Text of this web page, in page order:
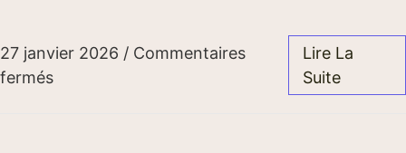
27 janvier 2026 / Commentaires
fermés
Lire La
Suite